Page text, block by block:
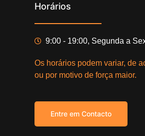
Horários
9:00 - 19:00, Segunda a
Os horários podem variar, de
ou por motivo de força maior.
Entre em Contacto